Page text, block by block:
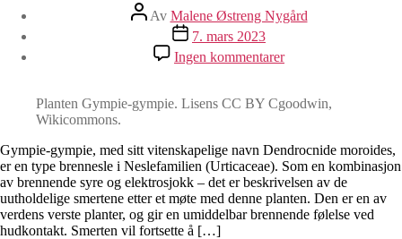
Innleggsforfatter
Av Malene Østreng Nygård
Publiseringsdato
7. mars 2023
Ingen kommentarertil
Brenneslen
helvete
Planten Gympie-gympie. Lisens CC BY Cgoodwin,
Wikicommons.
Gympie-gympie, med sitt vitenskapelige navn Dendrocnide moroides,
er en type brennesle i Neslefamilien (Urticaceae). Som en kombinasjon
av brennende syre og elektrosjokk – det er beskrivelsen av de
uutholdelige smertene etter et møte med denne planten. Den er en av
verdens verste planter, og gir en umiddelbar brennende følelse ved
hudkontakt. Smerten vil fortsette å […]